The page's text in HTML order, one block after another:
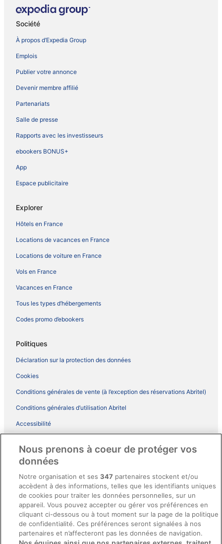
Société
À propos d’Expedia Group
Emplois
Publier votre annonce
Devenir membre affilié
Partenariats
Salle de presse
Rapports avec les investisseurs
ebookers BONUS+
App
Espace publicitaire
Explorer
Hôtels en France
Locations de vacances en France
Locations de voiture en France
Vols en France
Vacances en France
Tous les types d’hébergements
Codes promo d’ebookers
Politiques
Déclaration sur la protection des données
Cookies
Conditions générales de vente (à l’exception des réservations Abritel)
Conditions générales d’utilisation Abritel
Accessibilité
Conditions générales du programme BONUS+ d’ebookers
Directives de contenu et signalement de contenus
Aide
Soutien
Nous prenons à coeur de protéger vos
données
Notre organisation et ses347 partenaires stockent et/ou
accèdent à des informations, telles que les identifiants uniques
de cookies pour traiter les données personnelles, sur un
appareil. Vous pouvez accepter ou gérer vos préférences en
cliquant ci-dessous ou à tout moment sur la page de la politique
de confidentialité. Ces préférences seront signalées à nos
partenaires et n’affecteront pas les données de navigation.